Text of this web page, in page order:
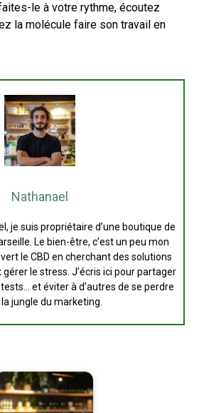
le à votre rythme, écoutez
la molécule faire son travail en
Nathanael
je suis propriétaire d’une boutique de
Le bien-être, c’est un peu mon
le CBD en cherchant des solutions
le stress. J’écris ici pour partager
et éviter à d’autres de se perdre
jungle du marketing.